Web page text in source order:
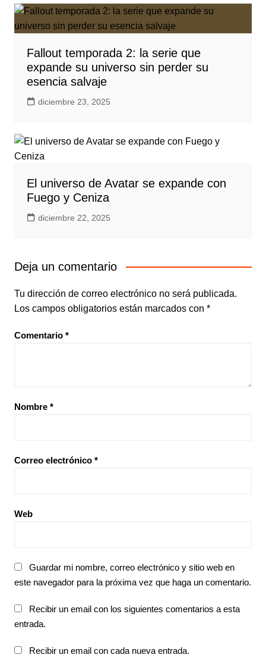
Fallout temporada 2: la serie que
expande su universo sin perder su
esencia salvaje
diciembre 23, 2025
El universo de Avatar se expande con
Fuego y Ceniza
diciembre 22, 2025
Deja un comentario
Tu dirección de correo electrónico no será publicada.
Los campos obligatorios están marcados con *
Comentario *
Nombre *
Correo electrónico *
Web
Guardar mi nombre, correo electrónico y sitio web en
este navegador para la próxima vez que haga un comentario.
Recibir un email con los siguientes comentarios a esta
entrada.
Recibir un email con cada nueva entrada.